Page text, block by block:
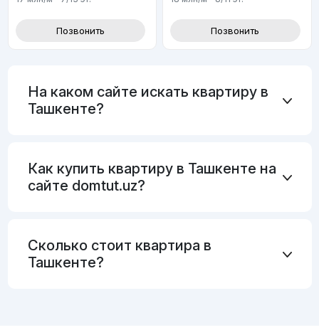
Позвонить Позвонить
На каком сайте искать квартиру в
Ташкенте?
Как купить квартиру в Ташкенте на
сайте domtut.uz?
Сколько стоит квартира в
Ташкенте?